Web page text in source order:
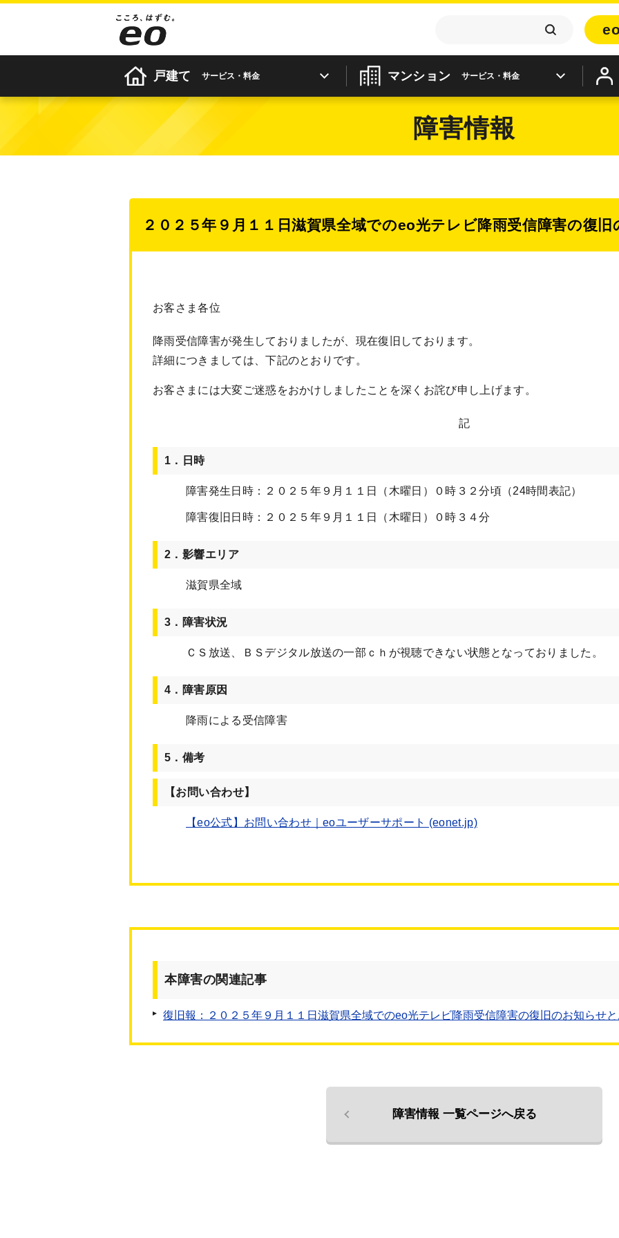
戸建て サービス・料金 マンション サービス・料金
障害情報
２０２５年９月１１日滋賀県全域でのeo光テレビ降雨受信障害の復
お客さま各位
降雨受信障害が発生しておりましたが、現在復旧しております。
詳細につきましては、下記のとおりです。
お客さまには大変ご迷惑をおかけしましたことを深くお詫び申し上げます。
記
1．日時
障害発生日時：２０２５年９月１１日（木曜日）０時３２分頃（24時間表記）
障害復旧日時：２０２５年９月１１日（木曜日）０時３４分
2．影響エリア
滋賀県全域
3．障害状況
ＣＳ放送、ＢＳデジタル放送の一部ｃｈが視聴できない状態となっておりました。
4．障害原因
降雨による受信障害
5．備考
【お問い合わせ】
【eo公式】お問い合わせ｜eoユーザーサポート (eonet.jp)
本障害の関連記事
復旧報：２０２５年９月１１日滋賀県全域でのeo光テレビ降雨受信障害の復旧のお知らせ
障害情報 一覧ページへ戻る